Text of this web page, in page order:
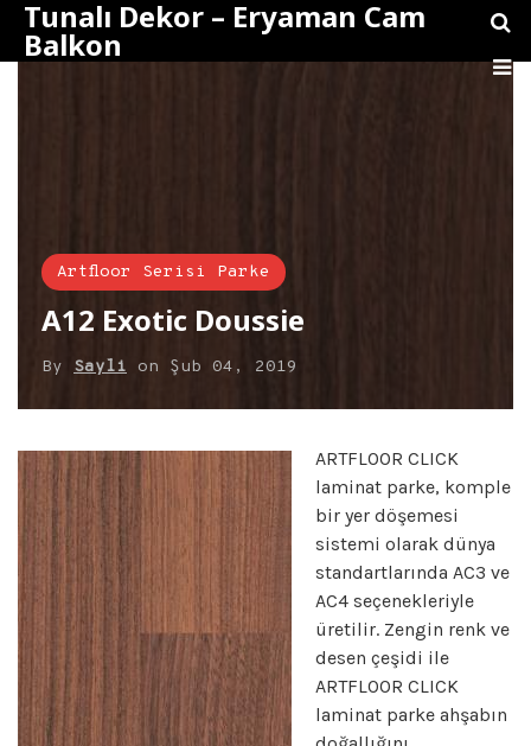
Tunalı Dekor – Eryaman Cam
Balkon
Artfloor Serisi Parke
A12 Exotic Doussie
By Sayli on Şub 04, 2019
ARTFLOOR CLICK
laminat parke, komple
bir yer döşemesi
sistemi olarak dünya
standartlarında AC3 ve
AC4 seçenekleriyle
üretilir. Zengin renk ve
desen çeşidi ile
ARTFLOOR CLICK
laminat parke ahşabın